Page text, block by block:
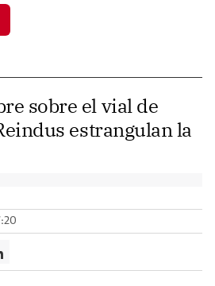
sobre el vial de
estrangulan la